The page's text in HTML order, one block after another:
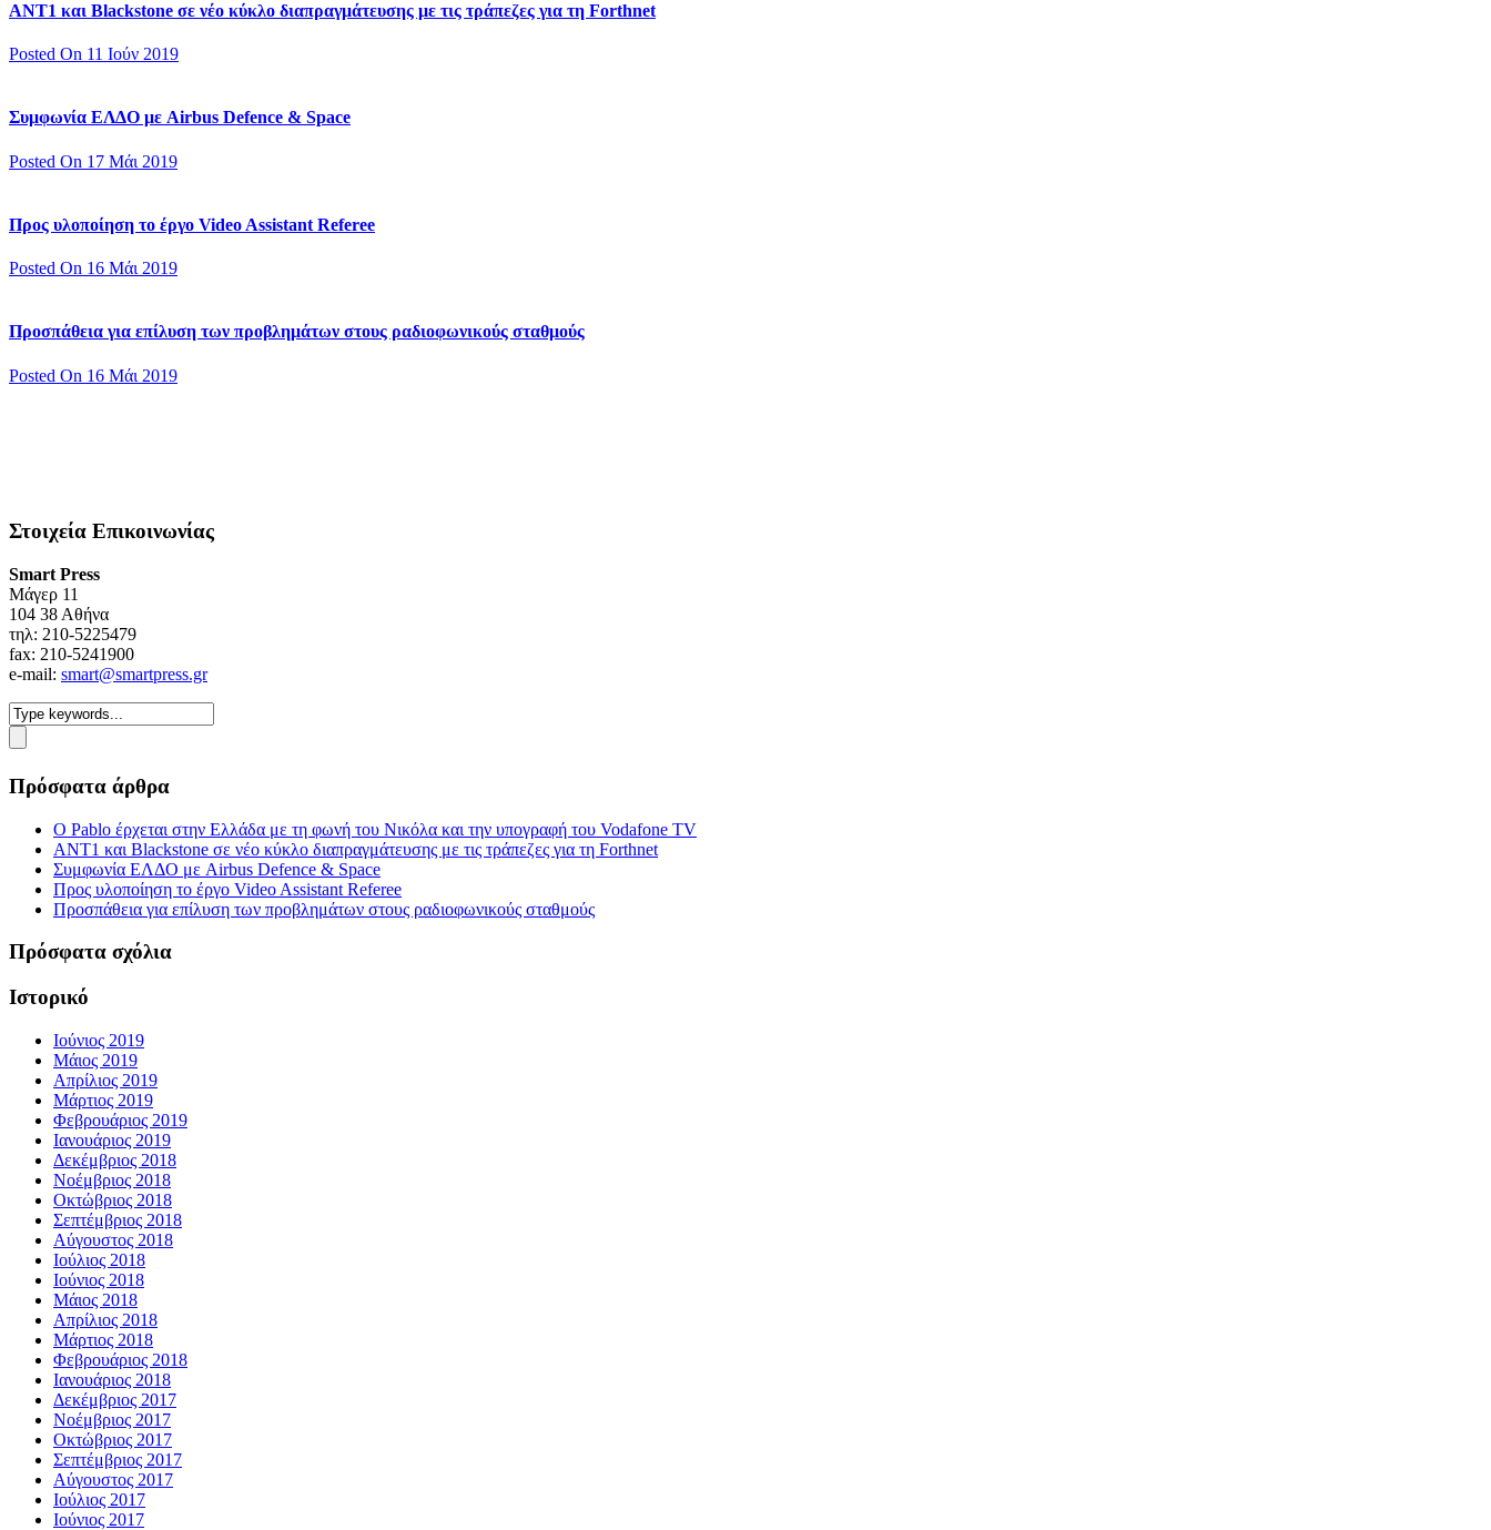
ΑΝΤ1 και Blackstone σε νέο κύκλο διαπραγμάτευσης με τις τράπεζες για τη Forthnet
Posted On 11 Ιούν 2019
Συμφωνία ΕΛΔΟ με Airbus Defence & Space
Posted On 17 Μάι 2019
Προς υλοποίηση το έργο Video Assistant Referee
Posted On 16 Μάι 2019
Προσπάθεια για επίλυση των προβλημάτων στους ραδιοφωνικούς σταθμούς
Posted On 16 Μάι 2019
Στοιχεία Επικοινωνίας
Smart Press
Mάγερ 11
104 38 Αθήνα
τηλ: 210-5225479
fax: 210-5241900
e-mail: smart@smartpress.gr
Πρόσφατα άρθρα
Ο Pablo έρχεται στην Ελλάδα με τη φωνή του Νικόλα και την υπογραφή του Vodafone TV
ΑΝΤ1 και Blackstone σε νέο κύκλο διαπραγμάτευσης με τις τράπεζες για τη Forthnet
Συμφωνία ΕΛΔΟ με Airbus Defence & Space
Προς υλοποίηση το έργο Video Assistant Referee
Προσπάθεια για επίλυση των προβλημάτων στους ραδιοφωνικούς σταθμούς
Πρόσφατα σχόλια
Ιστορικό
Ιούνιος 2019
Μάιος 2019
Απρίλιος 2019
Μάρτιος 2019
Φεβρουάριος 2019
Ιανουάριος 2019
Δεκέμβριος 2018
Νοέμβριος 2018
Οκτώβριος 2018
Σεπτέμβριος 2018
Αύγουστος 2018
Ιούλιος 2018
Ιούνιος 2018
Μάιος 2018
Απρίλιος 2018
Μάρτιος 2018
Φεβρουάριος 2018
Ιανουάριος 2018
Δεκέμβριος 2017
Νοέμβριος 2017
Οκτώβριος 2017
Σεπτέμβριος 2017
Αύγουστος 2017
Ιούλιος 2017
Ιούνιος 2017